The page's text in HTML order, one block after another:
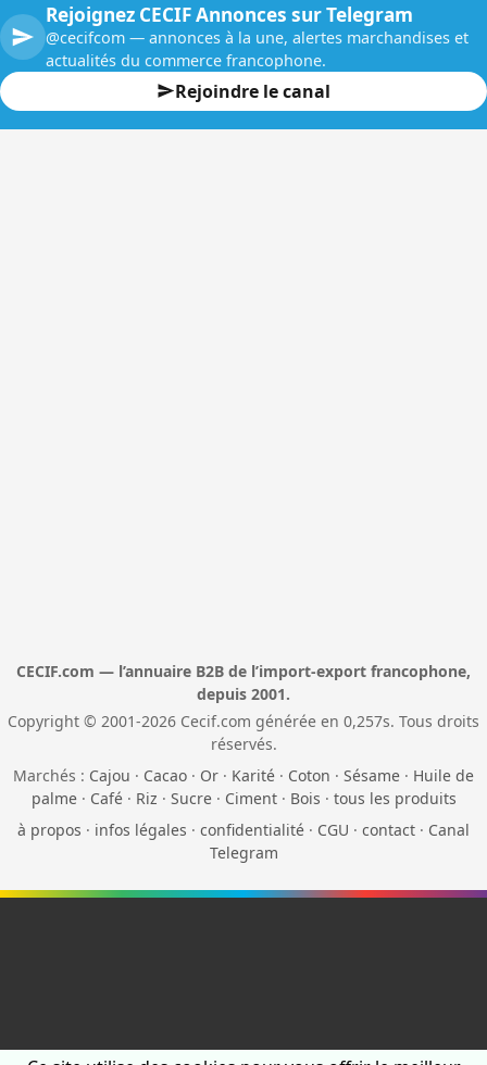
Rejoignez CECIF Annonces sur Telegram
@cecifcom — annonces à la une, alertes marchandises et
actualités du commerce francophone.
Rejoindre le canal
CECIF.com — l’annuaire B2B de l’import-export francophone,
depuis 2001.
Copyright © 2001-2026 Cecif.com générée en 0,257s. Tous droits
réservés.
Marchés : Cajou · Cacao · Or · Karité · Coton · Sésame · Huile de
palme· Café· Riz · Sucre· Ciment· Bois · tous les produits
à propos · infos légales · confidentialité · CGU · contact · Canal
Telegram